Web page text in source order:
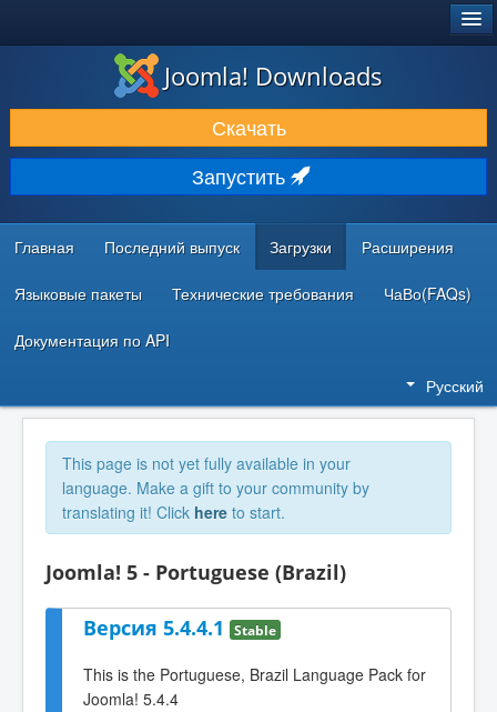
ЗАГРУЗКИ И РАСШИРЕНИЯ
ДОКУМЕНТАЦИЯ И ОБУЧЕНИЕ
СООБЩЕСТВО И ПОДДЕРЖКА
РЕСУРСЫ ДЛЯ РАЗРАБОТЧИКОВ
Joomla! Downloads
Скачать
Запустить
Главная Последний выпуск Загрузки Расширения
Языковые пакеты Технические требования ЧаВо(FAQs)
Документация по API
Русский
This page is not yet fully available in your
language. Make a gift to your community by
translating it! Click here to start.
Joomla! 5 - Portuguese (Brazil)
Версия 5.4.4.1 Stable
This is the Portuguese, Brazil Language Pack for
Joomla! 5.4.4